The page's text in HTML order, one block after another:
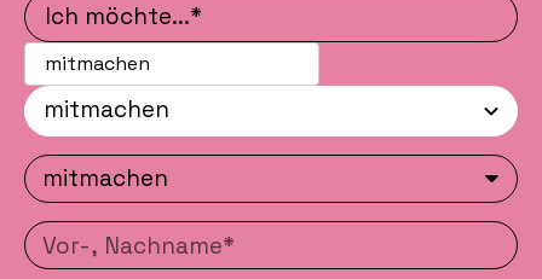
Ich möchte...*
mitmachen